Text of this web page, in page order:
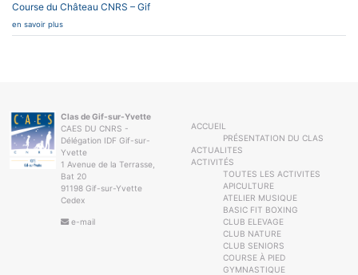
Course du Château CNRS – Gif
en savoir plus
Clas de Gif-sur-Yvette
CAES DU CNRS -
Délégation IDF Gif-sur-
Yvette
1 Avenue de la Terrasse,
Bat 20
91198 Gif-sur-Yvette
Cedex
e-mail
ACCUEIL
PRÉSENTATION DU CLAS
ACTUALITES
ACTIVITÉS
TOUTES LES ACTIVITES
APICULTURE
ATELIER MUSIQUE
BASIC FIT BOXING
CLUB ELEVAGE
CLUB NATURE
CLUB SENIORS
COURSE À PIED
GYMNASTIQUE